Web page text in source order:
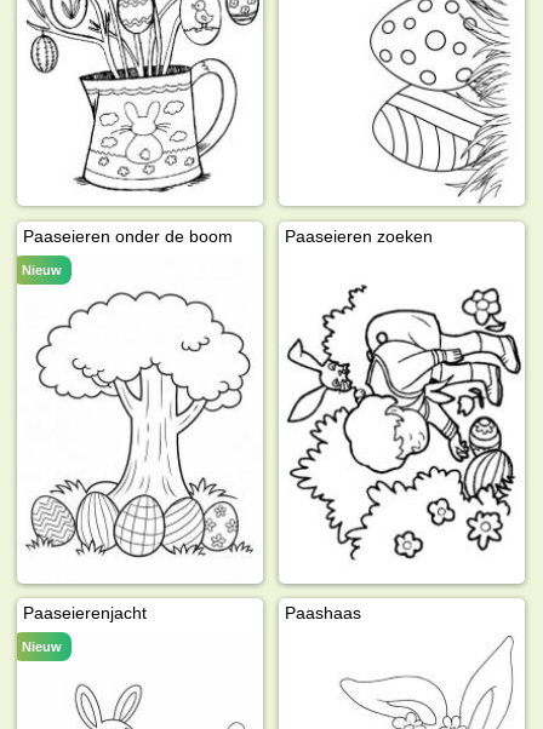
Paaseieren onder de boom
Nieuw
Paaseieren zoeken
Paaseierenjacht
Nieuw
Paashaas